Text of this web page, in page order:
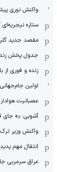
واکنش نوری
ستاره
مقصد جدید
جدول پخش زنده
زنده و فوری از
اولین جام‌جهانی
عصبانیت
آشوبی: به جای
واکنش وزیر
انتقال مهم پدیده 20 ساله منتفی شد
عراق سرمربی